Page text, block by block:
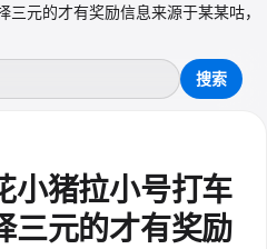
元的才有奖励信息来源于某某咕，
小猪拉小号打车
三元的才有奖励